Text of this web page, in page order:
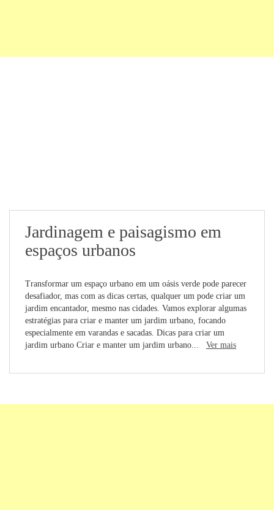
Jardinagem e paisagismo em
espaços urbanos
Transformar um espaço urbano em um oásis verde pode parecer
desafiador, mas com as dicas certas, qualquer um pode criar um
jardim encantador, mesmo nas cidades. Vamos explorar algumas
estratégias para criar e manter um jardim urbano, focando
especialmente em varandas e sacadas. Dicas para criar um
jardim urbano Criar e manter um jardim urbano... Ver mais